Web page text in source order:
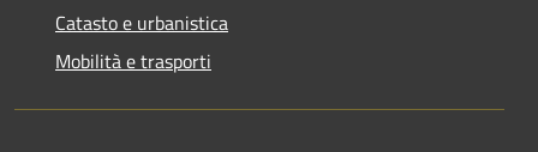
Catasto e urbanistica
Mobilità e trasporti